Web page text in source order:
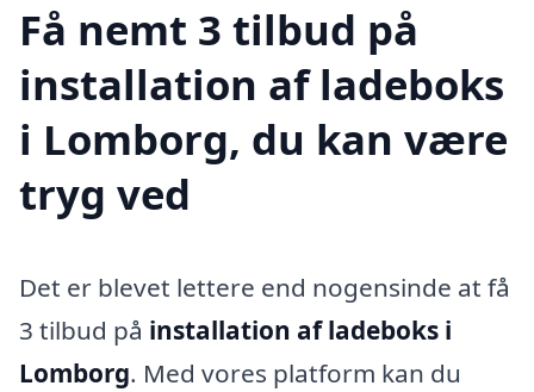
Få nemt 3 tilbud på
installation af ladeboks
i Lomborg, du kan være
tryg ved
Det er blevet lettere end nogensinde at få
3 tilbud på installation af ladeboks i
Lomborg. Med vores platform kan du